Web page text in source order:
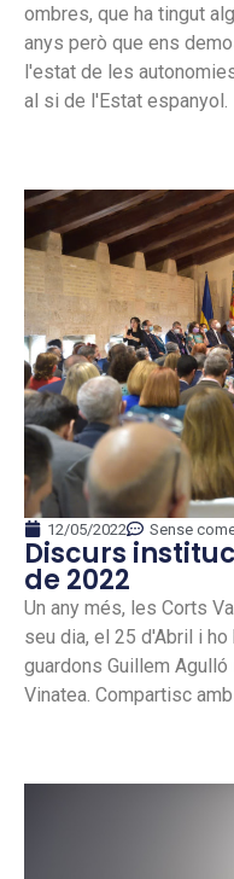
ombres, que ha tingut
anys però que ens
l'estat de les
al si de l'Estat espanyol.
12/05/2022 Sense
Discurs
de 2022
Un any més, les Corts
seu dia, el 25 d'Abril i
guardons Guillem
Vinatea. Compartisc